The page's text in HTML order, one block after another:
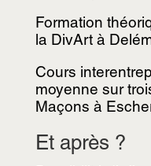
Formation
la DivArt à
Cours
moyenne sur
Maçons à
Et après ?